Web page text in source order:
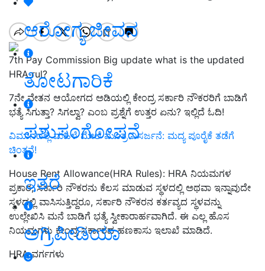
ಆರೋಗ್ಯ ಜೀವನ
ತೋಟಗಾರಿಕೆ
ಪಶುಸಂಗೋಪನೆ
ಇತರೆ
ಅಗ್ರಿಪೀಡಿಯಾ
7th Pay Commission Big update what is the updated
HRA rul?
7ನೇ ವೇತನ ಆಯೋಗದ ಅಡಿಯಲ್ಲಿ ಕೇಂದ್ರ ಸರ್ಕಾರಿ ನೌಕರರಿಗೆ ಬಾಡಿಗೆ
ಭತ್ಯೆ ಸಿಗುತ್ತಾ? ಸಿಗಲ್ವಾ? ಎಂಬ ಪ್ರಶ್ನೆಗೆ ಉತ್ತರ ಏನು? ಇಲ್ಲಿದೆ ಓದಿ!
ವಿಮಾನದಲ್ಲಿ ಮಹಿಳೆ ಮೇಲೆ ಮೂತ್ರ ವಿಸರ್ಜನೆ: ಮದ್ಯ ಪೂರೈಕೆ ತಡೆಗೆ
ಚಿಂತನೆ!
House Rent Allowance(HRA Rules): HRA ನಿಯಮಗಳ
ಪ್ರಕಾರ,ಸರ್ಕಾರಿ ನೌಕರನು ಕೆಲಸ ಮಾಡುವ ಸ್ಥಳದಲ್ಲಿ ಅಥವಾ ಇನ್ನಾವುದೇ
ಸ್ಥಳದಲ್ಲಿ ವಾಸಿಸುತ್ತಿದ್ದರೂ, ಸರ್ಕಾರಿ ನೌಕರನ ಕರ್ತವ್ಯದ ಸ್ಥಳವನ್ನು
ಉಲ್ಲೇಖಿಸಿ ಮನೆ ಬಾಡಿಗೆ ಭತ್ಯೆ ಸ್ವೀಕಾರಾರ್ಹವಾಗಿದೆ. ಈ ಎಲ್ಲ ಹೊಸ
ನಿಯಮಗಳು ಕೇಂದ್ರ ಸರ್ಕಾರದ ಹಣಕಾಸು ಇಲಾಖೆ ಮಾಡಿದೆ.
HRAವರ್ಗಗಳು